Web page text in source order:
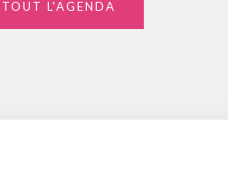
TOUT L'AGENDA